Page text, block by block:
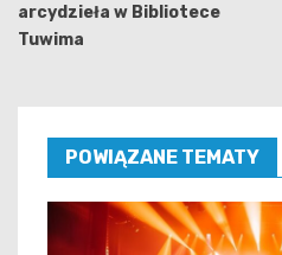
arcydzieła w Bibliotece
Tuwima
POWIĄZANE TEMATY